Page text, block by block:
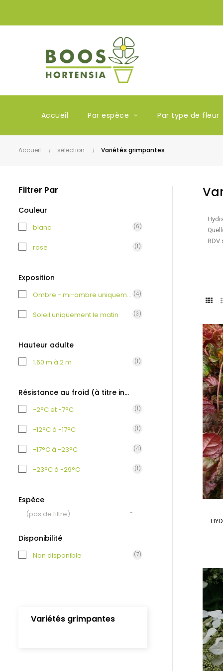
Accueil Par espèce Par type de fleur
Accueil sélection Variétés grimpantes
Filtrer Par
Couleur
blanc (6)
rose (1)
Exposition
Ombre - mi-ombre uniquement (4)
Soleil uniquement le matin (3)
Hauteur adulte
1.60 m à 2 m (1)
Résistance au froid (à titre indicatif)
-2°C et -7°C (1)
-12°C à -17°C (1)
-17°C à -23°C (4)
-23°C à -29°C (1)
Espèce
(pas de filtre) 
Disponibilité
Non disponible (7)
Variétés grimpantes